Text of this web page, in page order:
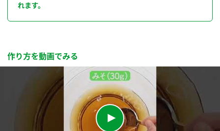
れます。
作り方を動画でみる